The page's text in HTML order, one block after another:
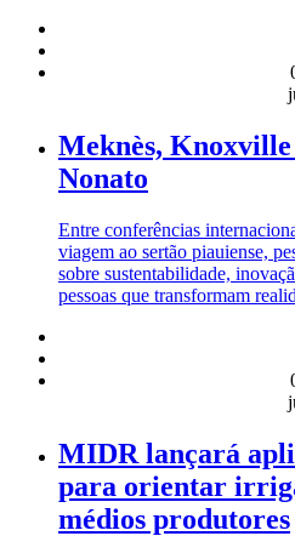
Meknès, Knoxville
Nonato
Entre conferências
viagem ao sertão piauiense,
sobre sustentabilidade,
pessoas que transformam
MIDR lançará
para orientar
médios produtores